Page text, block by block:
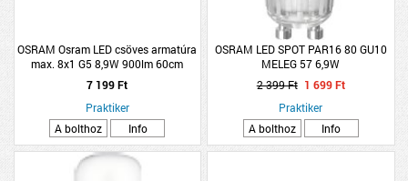
OSRAM Osram LED csöves armatúra
max. 8x1 G5 8,9W 900lm 60cm
7 199 Ft
Praktiker
A bolthoz
Info
OSRAM LED SPOT PAR16 80 GU10
MELEG 57 6,9W
2 399 Ft 1 699 Ft
Praktiker
A bolthoz
Info